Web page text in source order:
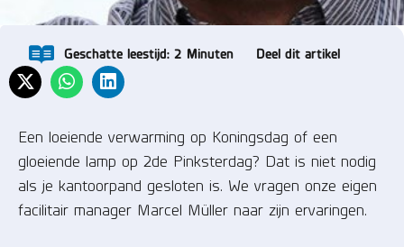
Geschatte leestijd: 2 Minuten Deel dit artikel
Een loeiende verwarming op Koningsdag of een
gloeiende lamp op 2de Pinksterdag? Dat is niet nodig
als je kantoorpand gesloten is. We vragen onze eigen
facilitair manager Marcel Müller naar zijn ervaringen.